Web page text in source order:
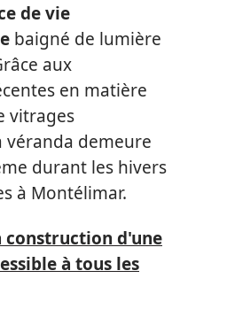
de vie
baigné de lumière
aux
en matière
vitrages
demeure
durant les hivers
à Montélimar.
construction d'une
à tous les